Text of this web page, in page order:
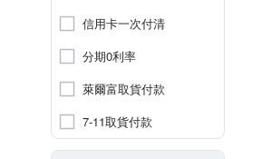
信用卡一次付清
分期0利率
萊爾富取貨付款
7-11取貨付款